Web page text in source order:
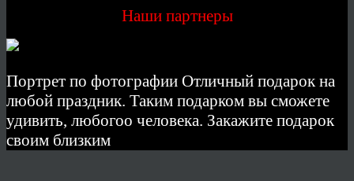
Наши партнеры
Портрет по фотографии Отличный подарок на
любой праздник. Таким подарком вы сможете
удивить, любогоо человека. Закажите подарок
своим близким